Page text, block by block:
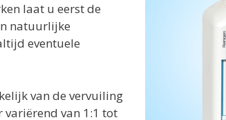
laat u eerst de
natuurlijke
eventuele
van de vervuiling
van 1:1 tot